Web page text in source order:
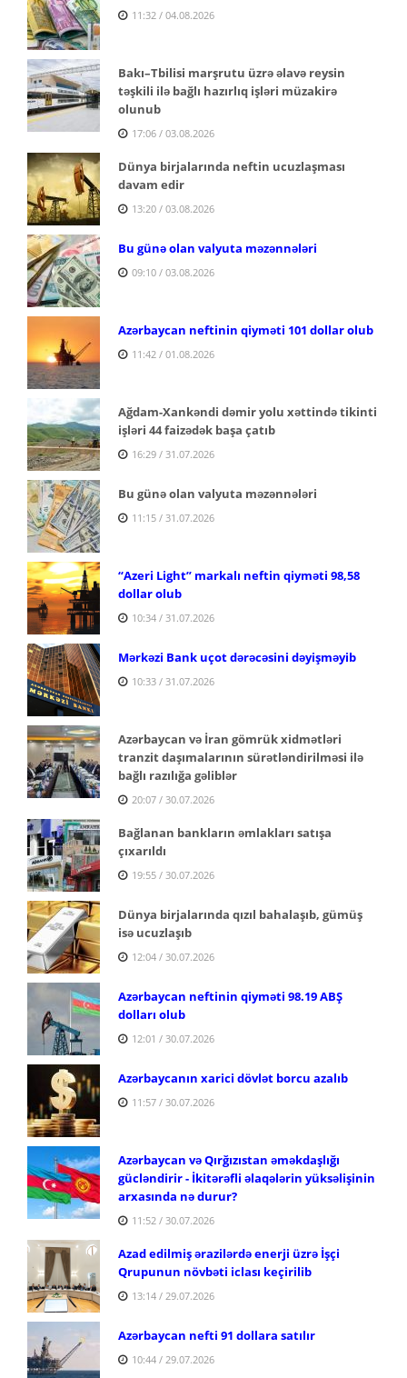
11:32 / 04.08.2026
Bakı–Tbilisi marşrutu üzrə əlavə reysin
təşkili ilə bağlı hazırlıq işləri müzakirə
olunub
17:06 / 03.08.2026
Dünya birjalarında neftin ucuzlaşması
davam edir
13:20 / 03.08.2026
Bu günə olan valyuta məzənnələri
09:10 / 03.08.2026
Azərbaycan neftinin qiyməti 101 dollar olub
11:42 / 01.08.2026
Ağdam-Xankəndi dəmir yolu xəttində tikinti
işləri 44 faizədək başa çatıb
16:29 / 31.07.2026
Bu günə olan valyuta məzənnələri
11:15 / 31.07.2026
“Azeri Light” markalı neftin qiyməti 98,58
dollar olub
10:34 / 31.07.2026
Mərkəzi Bank uçot dərəcəsini dəyişməyib
10:33 / 31.07.2026
Azərbaycan və İran gömrük xidmətləri
tranzit daşımalarının sürətləndirilməsi ilə
bağlı razılığa gəliblər
20:07 / 30.07.2026
Bağlanan bankların əmlakları satışa
çıxarıldı
19:55 / 30.07.2026
Dünya birjalarında qızıl bahalaşıb, gümüş
isə ucuzlaşıb
12:04 / 30.07.2026
Azərbaycan neftinin qiyməti 98.19 ABŞ
dolları olub
12:01 / 30.07.2026
Azərbaycanın xarici dövlət borcu azalıb
11:57 / 30.07.2026
Azərbaycan və Qırğızıstan əməkdaşlığı
gücləndirir - İkitərəfli əlaqələrin yüksəlişinin
arxasında nə durur?
11:52 / 30.07.2026
Azad edilmiş ərazilərdə enerji üzrə İşçi
Qrupunun növbəti iclası keçirilib
13:14 / 29.07.2026
Azərbaycan nefti 91 dollara satılır
10:44 / 29.07.2026